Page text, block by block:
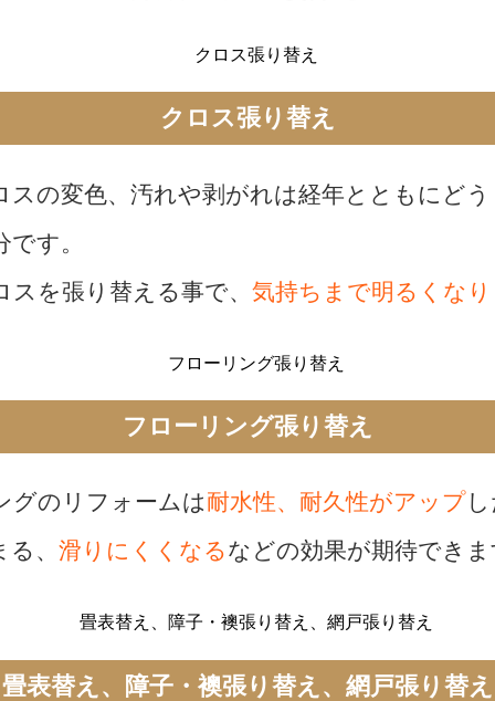
クロス張り替え
スの変色、汚れや剥がれは経年とともにど
す。
スを張り替える事で、 気持ちまで明るくな
フローリング張り替え
グのリフォームは耐水性、耐久性がアップし
、 滑りにくくなるなどの効果が期待でき
畳表替え、障子・襖張り替え、網戸張り替え